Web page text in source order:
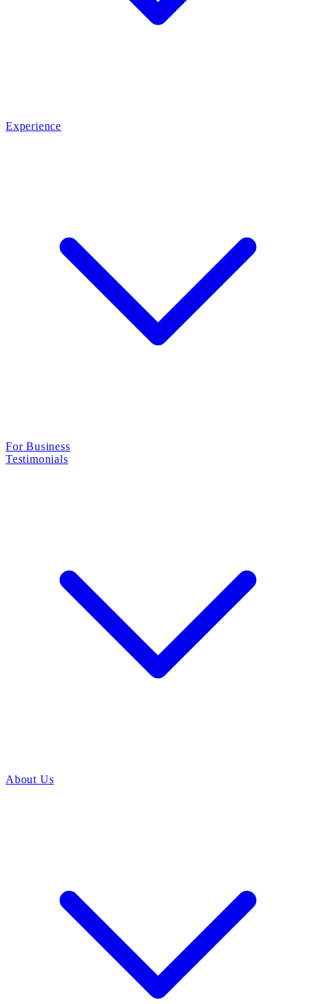
Experience
For Business
Testimonials
About Us